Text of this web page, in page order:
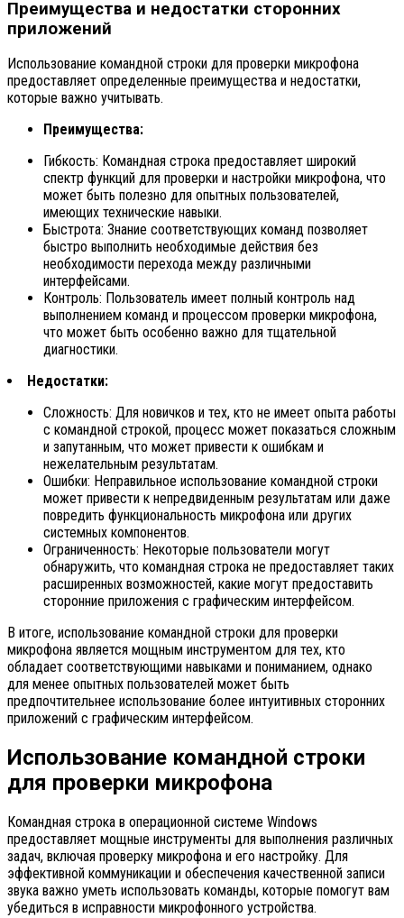
Преимущества и недостатки сторонних
приложений
Использование командной строки для проверки микрофона
предоставляет определенные преимущества и недостатки,
которые важно учитывать.
Преимущества:
Гибкость: Командная строка предоставляет широкий
спектр функций для проверки и настройки микрофона, что
может быть полезно для опытных пользователей,
имеющих технические навыки.
Быстрота: Знание соответствующих команд позволяет
быстро выполнить необходимые действия без
необходимости перехода между различными
интерфейсами.
Контроль: Пользователь имеет полный контроль над
выполнением команд и процессом проверки микрофона,
что может быть особенно важно для тщательной
диагностики.
Недостатки:
Сложность: Для новичков и тех, кто не имеет опыта работы
с командной строкой, процесс может показаться сложным
и запутанным, что может привести к ошибкам и
нежелательным результатам.
Ошибки: Неправильное использование командной строки
может привести к непредвиденным результатам или даже
повредить функциональность микрофона или других
системных компонентов.
Ограниченность: Некоторые пользователи могут
обнаружить, что командная строка не предоставляет таких
расширенных возможностей, какие могут предоставить
сторонние приложения с графическим интерфейсом.
В итоге, использование командной строки для проверки
микрофона является мощным инструментом для тех, кто
обладает соответствующими навыками и пониманием, однако
для менее опытных пользователей может быть
предпочтительнее использование более интуитивных сторонних
приложений с графическим интерфейсом.
Использование командной строки
для проверки микрофона
Командная строка в операционной системе Windows
предоставляет мощные инструменты для выполнения различных
задач, включая проверку микрофона и его настройку. Для
эффективной коммуникации и обеспечения качественной записи
звука важно уметь использовать команды, которые помогут вам
убедиться в исправности микрофонного устройства.